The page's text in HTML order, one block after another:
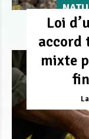
Loi
accord
mixte